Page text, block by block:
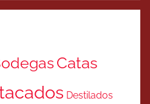
Catas
Destilados